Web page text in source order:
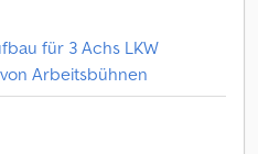
für 3 Achs LKW
Arbeitsbühnen